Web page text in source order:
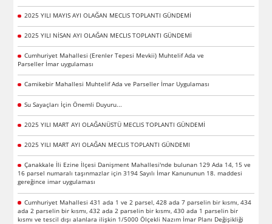
2025 YILI MAYIS AYI OLAĞAN MECLIS TOPLANTI GÜNDEMİ
2025 YILI NİSAN AYI OLAĞAN MECLIS TOPLANTI GÜNDEMİ
Cumhuriyet Mahallesi (Erenler Tepesi Mevkii) Muhtelif Ada ve
Parseller İmar uygulaması
Camikebir Mahallesi Muhtelif Ada ve Parseller İmar Uygulaması
Su Sayaçları İçin Önemli Duyuru...
2025 YILI MART AYI OLAĞANÜSTÜ MECLIS TOPLANTI GÜNDEMİ
2025 YILI MART AYI OLAĞAN MECLIS TOPLANTI GÜNDEMI
Çanakkale İli Ezine İlçesi Danişment Mahallesi'nde bulunan 129 Ada 14, 15 ve
16 parsel numaralı taşınmazlar için 3194 Sayılı İmar Kanununun 18. maddesi
gereğince imar uygulaması
Cumhuriyet Mahallesi 431 ada 1 ve 2 parsel, 428 ada 7 parselin bir kısmı, 434
ada 2 parselin bir kısmı, 432 ada 2 parselin bir kısmı, 430 ada 1 parselin bir
kısmı ve tescil dışı alanlara ilişkin 1/5000 Ölçekli Nazım İmar Planı Değişikliği